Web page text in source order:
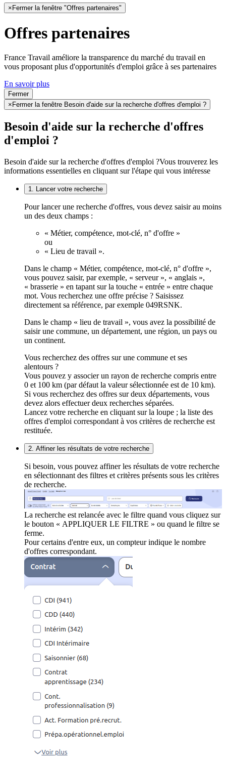
×Fermer la fenêtre "Offres partenaires"
Offres partenaires
France Travail améliore la transparence du marché du travail en
vous proposant plus d'opportunités d'emploi grâce à ses partenaires
En savoir plus
Fermer
× Fermer la fenêtre Besoin d'aide sur la recherche d'offres d'emploi ?
Besoin d'aide sur la recherche d'offres
d'emploi ?
Besoin d'aide sur la recherche d'offres d'emploi ?Vous trouverez les
informations essentielles en cliquant sur l'étape qui vous intéresse
1. Lancer votre recherche
Pour lancer une recherche d'offres, vous devez saisir au moins
un des deux champs :
« Métier, compétence, mot-clé, n° d'offre »
ou
« Lieu de travail ».
Dans le champ « Métier, compétence, mot-clé, n° d'offre »,
vous pouvez saisir, par exemple, « serveur », « anglais »,
« brasserie » en tapant sur la touche « entrée » entre chaque
mot. Vous recherchez une offre précise ? Saisissez
directement sa référence, par exemple 049RSNK.
Dans le champ « lieu de travail », vous avez la possibilité de
saisir une commune, un département, une région, un pays ou
un continent.
Vous recherchez des offres sur une commune et ses
alentours ?
Vous pouvez y associer un rayon de recherche compris entre
0 et 100 km (par défaut la valeur sélectionnée est de 10 km).
Si vous recherchez des offres sur deux départements, vous
devez alors effectuer deux recherches séparées.
Lancez votre recherche en cliquant sur la loupe ; la liste des
offres d'emploi correspondant à vos critères de recherche est
restituée.
2. Affiner les résultats de votre recherche
Si besoin, vous pouvez affiner les résultats de votre recherche
en sélectionnant des filtres et critères présents sous les critères
de recherche.
La recherche est relancée avec le filtre quand vous cliquez sur
le bouton « APPLIQUER LE FILTRE » ou quand le filtre se
ferme.
Pour certains d'entre eux, un compteur indique le nombre
d'offres correspondant.